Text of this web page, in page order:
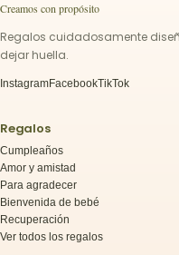
Creamos con propósito
Regalos cuidadosamente
dejar huella.
InstagramFacebookTikTok
Regalos
Cumpleaños
Amor y amistad
Para agradecer
Bienvenida de bebé
Recuperación
Ver todos los regalos